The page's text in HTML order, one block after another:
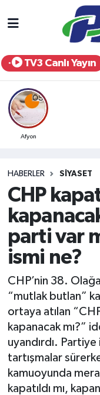
TV3 Canlı Yayın
Afyon
HABERLER SIYASET
CHP
parti var
ismi ne?
CHP’nin 38.
“mutlak butlan”
ortaya atılan
kapanacak mı?”
uyandırdı.
tartışmalar
kamuoyunda
kapatıldı mı,
Yurt Haber
Afyon Haber
Ekonomi
Siyaset
Eğitim
Sağlık
Teknoloji
Kültür - Sanat
Yaşam
Tüm
Son Dakika
Haber Arşivi